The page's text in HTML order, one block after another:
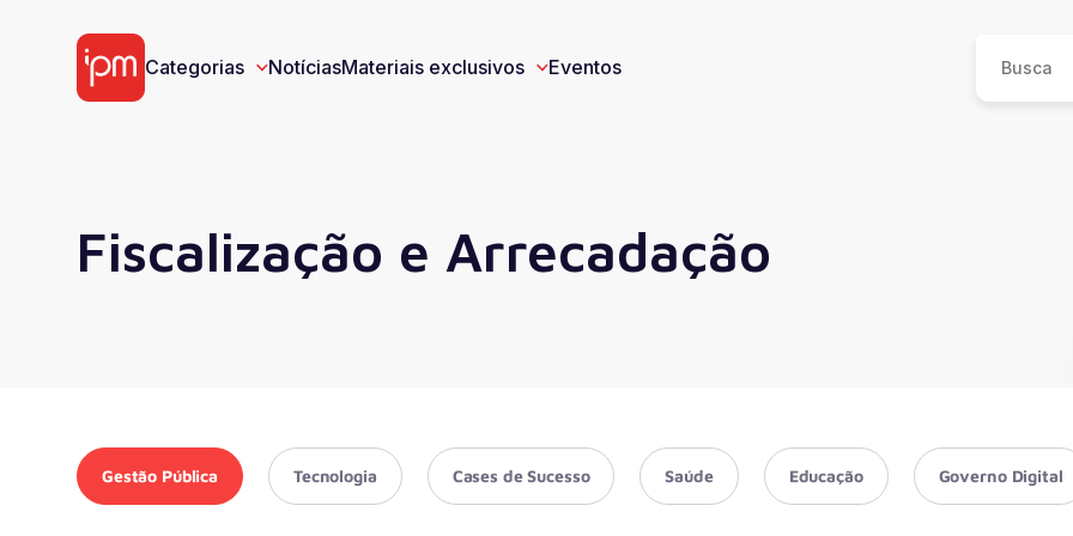
Categorias
Gestão Pública Tecnologia Cases de Sucesso Saúde Educação
NotíciasMateriais exclusivos
E-book Vídeos
Ver todos
Eventos
Fiscalização e Arrecadação
Gestão Pública Tecnologia Cases de Sucesso Saúde Educação Governo Digital